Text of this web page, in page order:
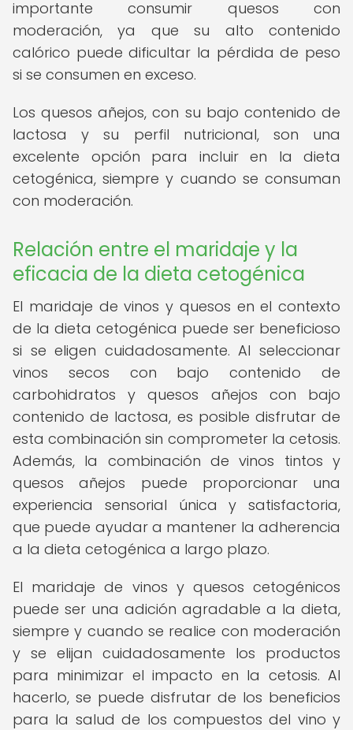
importante consumir quesos con
moderación, ya que su alto contenido
calórico puede dificultar la pérdida de peso
si se consumen en exceso.
Los quesos añejos, con su bajo contenido de
lactosa y su perfil nutricional, son una
excelente opción para incluir en la dieta
cetogénica, siempre y cuando se consuman
con moderación.
Relación entre el maridaje y la
eficacia de la dieta cetogénica
El maridaje de vinos y quesos en el contexto
de la dieta cetogénica puede ser beneficioso
si se eligen cuidadosamente. Al seleccionar
vinos secos con bajo contenido de
carbohidratos y quesos añejos con bajo
contenido de lactosa, es posible disfrutar de
esta combinación sin comprometer la cetosis.
Además, la combinación de vinos tintos y
quesos añejos puede proporcionar una
experiencia sensorial única y satisfactoria,
que puede ayudar a mantener la adherencia
a la dieta cetogénica a largo plazo.
El maridaje de vinos y quesos cetogénicos
puede ser una adición agradable a la dieta,
siempre y cuando se realice con moderación
y se elijan cuidadosamente los productos
para minimizar el impacto en la cetosis. Al
hacerlo, se puede disfrutar de los beneficios
para la salud de los compuestos del vino y